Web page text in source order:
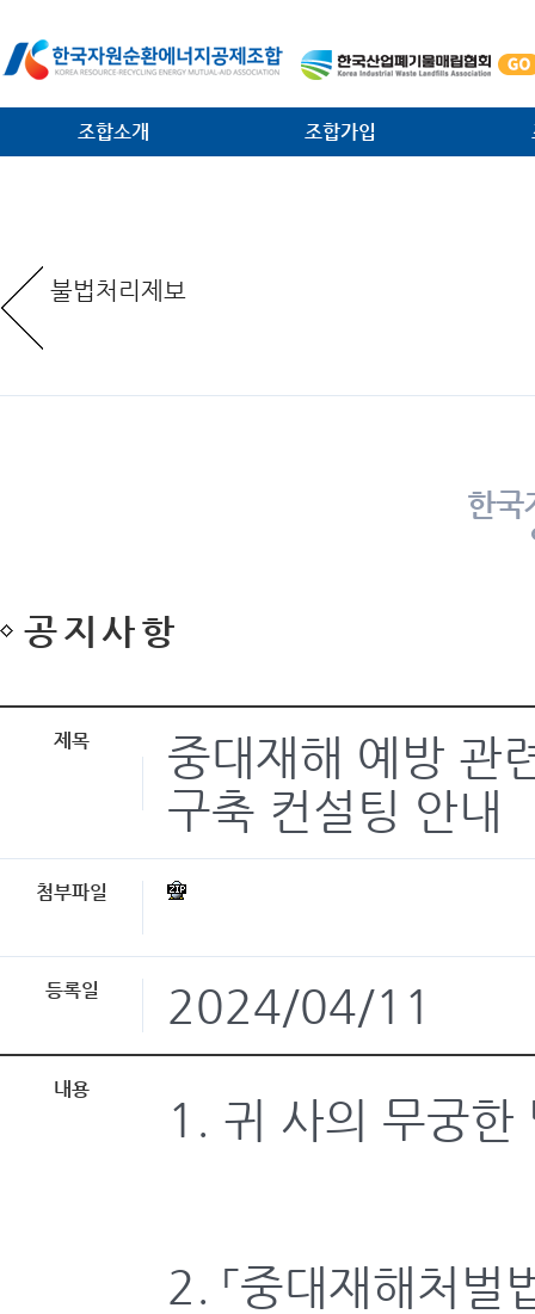
조합소개
임원현황
역대 회장 · 이사장
조합가입
불법처리제보
한국
공지사항
제목
중대재해 예방 관
구축 컨설팅 안내
첨부파일
등록일 2024/04/11
내용
1. 귀 사의 무궁한
2. 「중대재해처벌